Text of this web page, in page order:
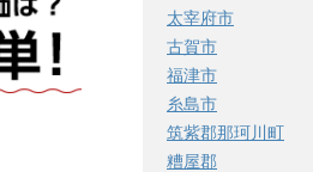
太宰府市
古賀市
福津市
糸島市
筑紫郡那珂川町
糟屋郡